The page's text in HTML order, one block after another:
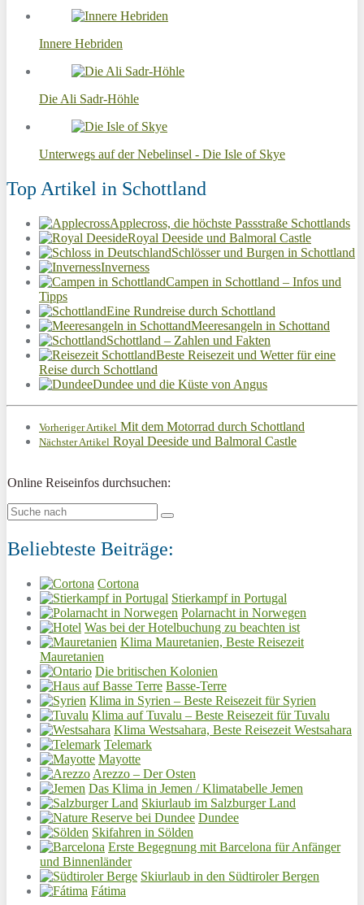
Innere Hebriden
Die Ali Sadr-Höhle
Unterwegs auf der Nebelinsel - Die Isle of Skye
Top Artikel in Schottland
Applecross, die höchste Passstraße Schottlands
Royal Deeside und Balmoral Castle
Schlösser und Burgen in Schottland
Inverness
Campen in Schottland – Infos und
Tipps
Eine Rundreise durch Schottland
Meeresangeln in Schottand
Schottland – Zahlen und Fakten
Beste Reisezeit und Wetter für eine
Reise durch Schottland
Dundee und die Küste von Angus
Vorheriger Artikel Mit dem Motorrad durch Schottland
Nächster Artikel Royal Deeside und Balmoral Castle
Online Reiseinfos durchsuchen:
Beliebteste Beiträge:
Cortona
Stierkampf in Portugal
Polarnacht in Norwegen
Was bei der Hotelbuchung zu beachten ist
Klima Mauretanien, Beste Reisezeit
Mauretanien
Die britischen Kolonien
Basse-Terre
Klima in Syrien – Beste Reisezeit für Syrien
Klima auf Tuvalu – Beste Reisezeit für Tuvalu
Klima Westsahara, Beste Reisezeit Westsahara
Telemark
Mayotte
Arezzo – Der Osten
Das Klima in Jemen / Klimatabelle Jemen
Skiurlaub im Salzburger Land
Dundee
Skifahren in Sölden
Erste Begegnung mit Barcelona für Anfänger
und Binnenländer
Skiurlaub in den Südtiroler Bergen
Fátima